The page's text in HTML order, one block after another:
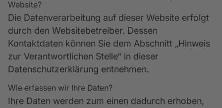
Website?
Die Datenverarbeitung auf dieser Website erfolgt
durch den Websitebetreiber. Dessen
Kontaktdaten können Sie dem Abschnitt „Hinweis
zur Verantwortlichen Stelle“ in dieser
Datenschutzerklärung entnehmen.
Wie erfassen wir Ihre Daten?
Ihre Daten werden zum einen dadurch erhoben,